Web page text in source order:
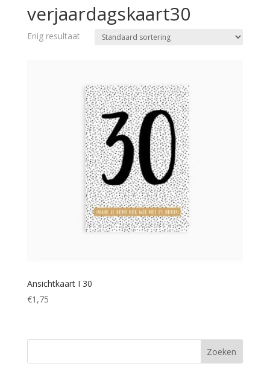
verjaardagskaart30
Enig resultaat
Ansichtkaart I 30
€1,75